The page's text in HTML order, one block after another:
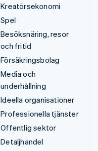
Kreatörsekonomi
Spel
Besöksnäring, resor
och fritid
Försäkringsbolag
Media och
underhållning
Ideella organisationer
Professionella tjänster
Offentlig sektor
Detaljhandel